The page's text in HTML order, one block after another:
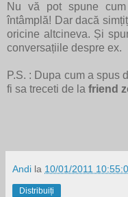
Nu vă pot spune
întâmplă! Dar dacă
oricine altcineva. Și
conversațiile despre ex.
P.S. : Dupa cum a spus
fi sa treceti de la friend
Andi la 10/01/2011
Distribuiți